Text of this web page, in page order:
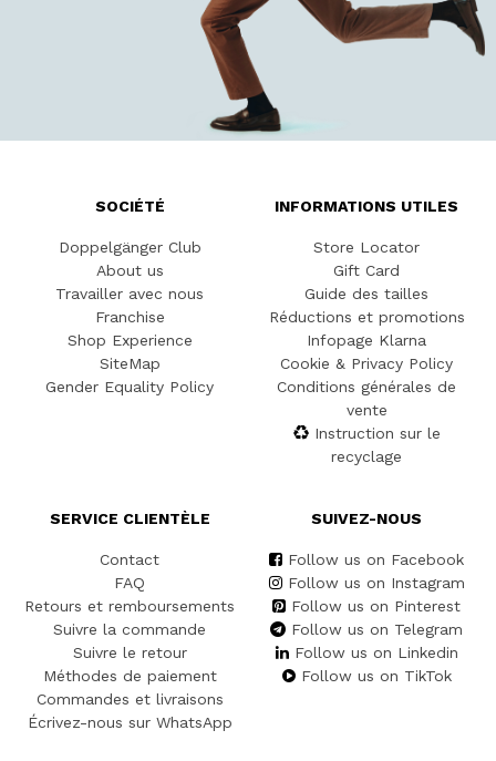
SOCIÉTÉ
Doppelgänger Club
About us
Travailler avec nous
Franchise
Shop Experience
SiteMap
Gender Equality Policy
INFORMATIONS UTILES
Store Locator
Gift Card
Guide des tailles
Réductions et promotions
Infopage Klarna
Cookie & Privacy Policy
Conditions générales de
vente
Instruction sur le
recyclage
SERVICE CLIENTÈLE
Contact
FAQ
Retours et remboursements
Suivre la commande
Suivre le retour
Méthodes de paiement
Commandes et livraisons
Écrivez-nous sur WhatsApp
SUIVEZ-NOUS
Follow us on Facebook
Follow us on Instagram
Follow us on Pinterest
Follow us on Telegram
Follow us on Linkedin
Follow us on TikTok